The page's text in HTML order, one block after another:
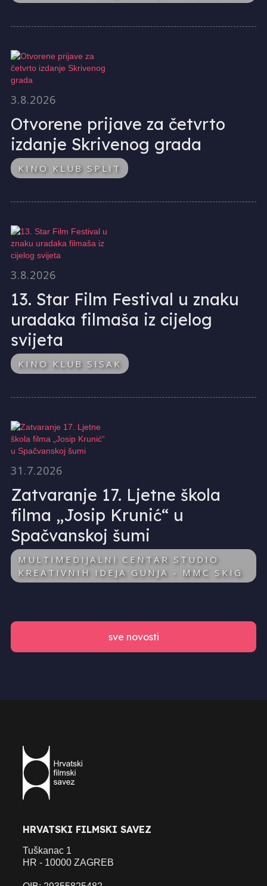
3.8.2026
Otvorene prijave za četvrto
izdanje Skrivenog grada
KINO KLUB SPLIT
3.8.2026
13. Star Film Festival u znaku
uradaka filmaša iz cijelog
svijeta
KINO KLUB SISAK
31.7.2026
Zatvaranje 17. Ljetne škola
filma „Josip Krunić“ u
Spačvanskoj šumi
MULTIMEDIJALNI CENTAR STUDIO
KREATIVNIH IDEJA GUNJA - MMC SKIG
sve novosti
HRVATSKI FILMSKI SAVEZ
Tuškanac 1
HR - 10000 ZAGREB